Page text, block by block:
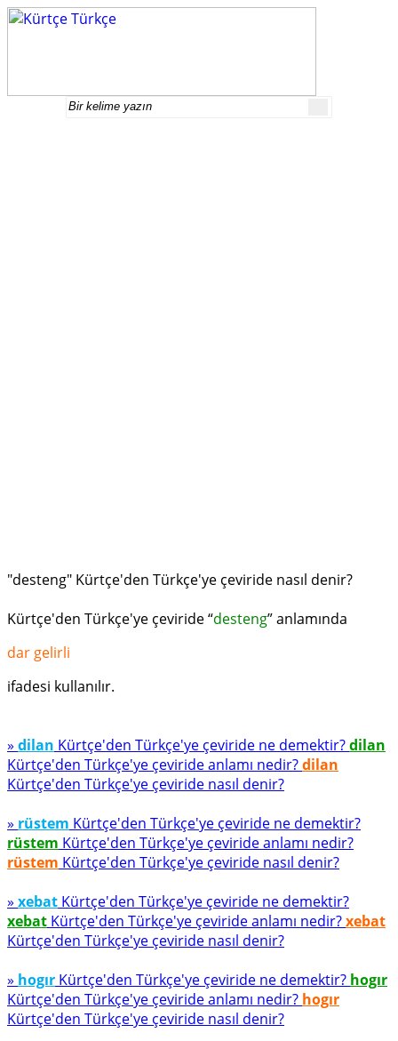
"desteng" Kürtçe'den Türkçe'ye çeviride nasıl denir?
Kürtçe'den Türkçe'ye çeviride “desteng” anlamında
dar gelirli
ifadesi kullanılır.
» dilan Kürtçe'den Türkçe'ye çeviride ne demektir?dilan
Kürtçe'den Türkçe'ye çeviride anlamı nedir?dilan
Kürtçe'den Türkçe'ye çeviride nasıl denir?
» rüstem Kürtçe'den Türkçe'ye çeviride ne demektir?
rüstem Kürtçe'den Türkçe'ye çeviride anlamı nedir?
rüstem Kürtçe'den Türkçe'ye çeviride nasıl denir?
» xebat Kürtçe'den Türkçe'ye çeviride ne demektir?
xebat Kürtçe'den Türkçe'ye çeviride anlamı nedir?xebat
Kürtçe'den Türkçe'ye çeviride nasıl denir?
» hogır Kürtçe'den Türkçe'ye çeviride ne demektir? hogır
Kürtçe'den Türkçe'ye çeviride anlamı nedir? hogır
Kürtçe'den Türkçe'ye çeviride nasıl denir?